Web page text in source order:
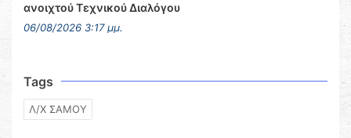
ανοιχτού Τεχνικού Διαλόγου
06/08/2026 3:17 μμ.
Tags
Λ/Χ ΣΑΜΟΥ